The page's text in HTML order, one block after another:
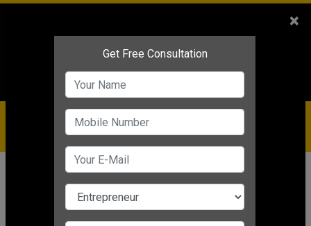
Service
IBC+91-9910344443
care@badabusiness.com
919810544443
क्राफ्ट बिजनेस
क्राफ्ट बिजनेस
×